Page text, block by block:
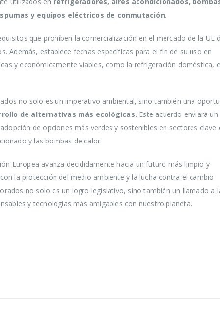
y equipos eléctricos de conmutación.
que prohíben la comercialización en el mercado de la UE
Además, establece fechas específicas para el fin de su uso en
y económicamente viables, como la refrigeración doméstica,
no solo es un imperativo ambiental, sino también una
de alternativas más ecológicas. Este acuerdo enviará un
de opciones más verdes y sostenibles en sectores clave
y las bombas de calor.
Europea avanza decididamente hacia un futuro más limpio y
la protección del medio ambiente y la lucha contra el cambio
no solo es un logro legislativo, sino también un llamado a
y tecnologías más amigables con nuestro planeta.